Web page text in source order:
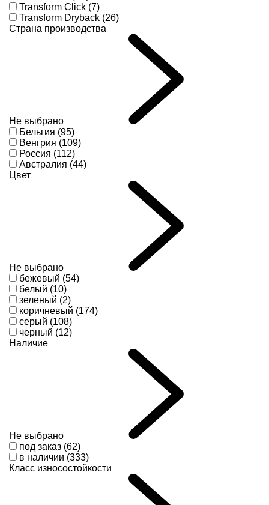
Transform Click (7)
Transform Dryback (26)
Страна производства
Не выбрано
Бельгия (95)
Венгрия (109)
Россия (112)
Австралия (44)
Цвет
Не выбрано
бежевый (54)
белый (10)
зеленый (2)
коричневый (174)
серый (108)
черный (12)
Наличие
Не выбрано
под заказ (62)
в наличии (333)
Класс износостойкости